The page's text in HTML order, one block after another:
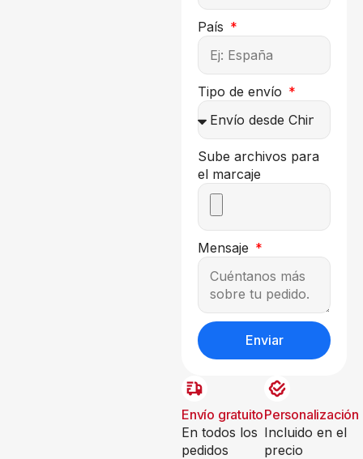
País
Tipo de envío
Sube archivos para
el marcaje
Mensaje
Enviar
Envío gratuito
En todos los
pedidos
Personalización
Incluido en el
precio